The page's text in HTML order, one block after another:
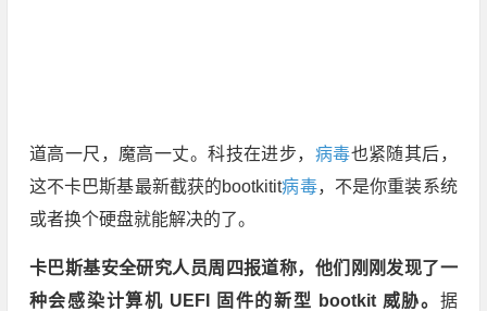
道高一尺，魔高一丈。科技在进步， 病毒也紧随其后，
这不卡巴斯基最新截获的bootkitit病毒，不是你重装系统
或者换个硬盘就能解决的了。
卡巴斯基安全研究人员周四报道称，他们刚刚发现了一
种会感染计算机 UEFI 固件的新型 bootkit 威胁。 据